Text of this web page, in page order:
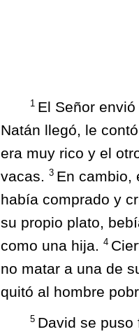
1 El Señor
Natán llegó, le
era muy rico y el
vacas. 3 En cambio,
había comprado y
su propio plato,
como una hija. 4
no matar a una de
quitó al hombre
5 David se puso